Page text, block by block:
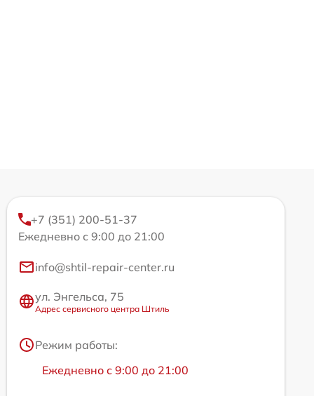
+7 (351) 200-51-37
Ежедневно с 9:00 до 21:00
info@shtil-repair-center.ru
ул. Энгельса, 75
Адрес сервисного центра Штиль
Режим работы:
Ежедневно с 9:00 до 21:00